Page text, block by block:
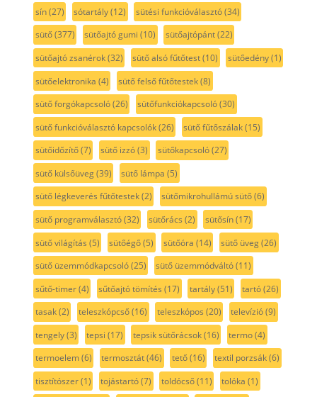
sín(27) sótartály(12) sütési funkcióválasztó(34)
sütő(377) sütőajtó gumi (10) sütőajtópánt(22)
sütőajtó zsanérok(32) sütő alsó fűtőtest(10) sütőedény(1)
sütőelektronika (4) sütő felső fűtőtestek(8)
sütő forgókapcsoló(26) sütőfunkciókapcsoló(30)
sütő funkcióválasztó kapcsolók(26) sütő fűtőszálak(15)
sütőidőzítő(7) sütő izzó(3) sütőkapcsoló(27)
sütő külsőüveg(39) sütő lámpa (5)
sütő légkeverés fűtőtestek(2) sütőmikrohullámú sütő(6)
sütő programválasztó(32) sütőrács (2) sütősín(17)
sütő világítás (5) sütőégő(5) sütőóra (14) sütő üveg(26)
sütő üzemmódkapcsoló(25) sütő üzemmódváltó(11)
sűtő-timer(4) sűtőajtó tömítés (17) tartály(51) tartó(26)
tasak(2) teleszkópcső(16) teleszkópos (20) televízió(9)
tengely(3) tepsi (17) tepsik sütőrácsok(16) termo(4)
termoelem(6) termosztát(46) tető(16) textil porzsák(6)
tisztítószer(1) tojástartó(7) toldócső(11) tolóka (1)